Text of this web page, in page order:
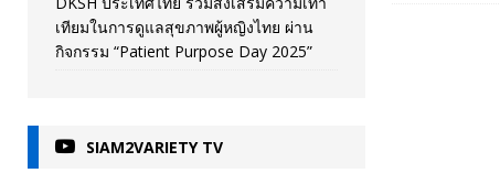
เทียมในการดูแลสุขภาพผู้หญิงไทย ผ่าน
กิจกรรม “Patient Purpose Day 2025”
SIAM2VARIETY TV